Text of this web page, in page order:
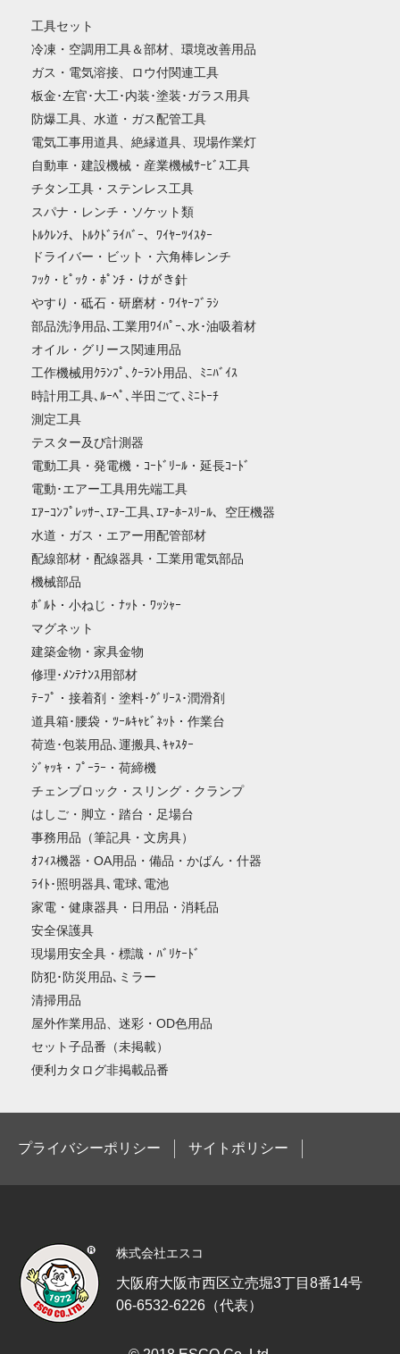
工具セット
冷凍・空調用工具＆部材、環境改善用品
ガス・電気溶接、ロウ付関連工具
板金･左官･大工･内装･塗装･ガラス用具
防爆工具、水道・ガス配管工具
電気工事用道具、絶縁道具、現場作業灯
自動車・建設機械・産業機械ｻｰﾋﾞｽ工具
チタン工具・ステンレス工具
スパナ・レンチ・ソケット類
ﾄﾙｸﾚﾝﾁ、ﾄﾙｸﾄﾞﾗｲﾊﾞｰ、ﾜｲﾔｰﾂｲｽﾀｰ
ドライバー・ビット・六角棒レンチ
ﾌｯｸ・ﾋﾟｯｸ・ﾎﾟﾝﾁ・けがき針
やすり・砥石・研磨材・ﾜｲﾔｰﾌﾞﾗｼ
部品洗浄用品､工業用ﾜｲﾊﾟｰ､水･油吸着材
オイル・グリース関連用品
工作機械用ｸﾗﾝﾌﾟ､ｸｰﾗﾝﾄ用品、ﾐﾆﾊﾞｲｽ
時計用工具､ﾙｰﾍﾟ､半田ごて､ﾐﾆﾄｰﾁ
測定工具
テスター及び計測器
電動工具・発電機・ｺｰﾄﾞﾘｰﾙ・延長ｺｰﾄﾞ
電動･エアー工具用先端工具
ｴｱｰｺﾝﾌﾟﾚｯｻｰ､ｴｱｰ工具､ｴｱｰﾎｰｽﾘｰﾙ、空圧機器
水道・ガス・エアー用配管部材
配線部材・配線器具・工業用電気部品
機械部品
ﾎﾞﾙﾄ・小ねじ・ﾅｯﾄ・ﾜｯｼｬｰ
マグネット
建築金物・家具金物
修理･ﾒﾝﾃﾅﾝｽ用部材
ﾃｰﾌﾟ・接着剤・塗料･ｸﾞﾘｰｽ･潤滑剤
道具箱･腰袋・ﾂｰﾙｷｬﾋﾞﾈｯﾄ・作業台
荷造･包装用品､運搬具､ｷｬｽﾀｰ
ｼﾞｬｯｷ・ﾌﾟｰﾗｰ・荷締機
チェンブロック・スリング・クランプ
はしご・脚立・踏台・足場台
事務用品（筆記具・文房具）
ｵﾌｨｽ機器・OA用品・備品・かばん・什器
ﾗｲﾄ･照明器具､電球､電池
家電・健康器具・日用品・消耗品
安全保護具
現場用安全具・標識・ﾊﾞﾘｹｰﾄﾞ
防犯･防災用品､ミラー
清掃用品
屋外作業用品、迷彩・OD色用品
セット子品番（未掲載）
便利カタログ非掲載品番
プライバシーポリシー サイトポリシー
株式会社エスコ
大阪府大阪市西区立売堀3丁目8番14号
06-6532-6226（代表）